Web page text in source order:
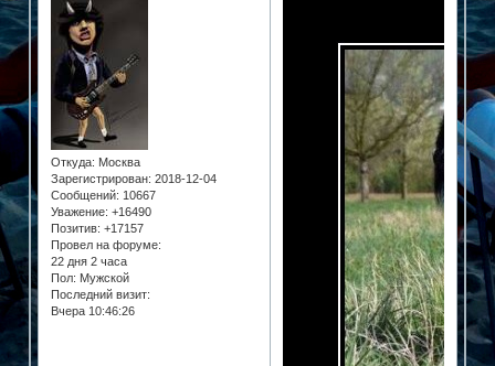
Откуда: Москва
Зарегистрирован: 2018-12-04
Сообщений: 10667
Уважение: +16490
Позитив: +17157
Провел на форуме:
22 дня 2 часа
Пол: Мужской
Последний визит:
Вчера 10:46:26